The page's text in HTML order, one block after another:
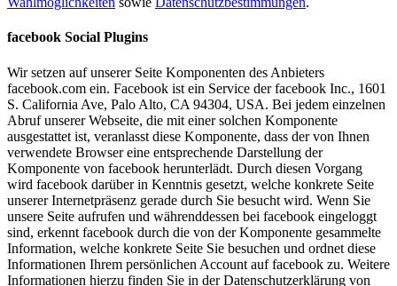
facebook Social Plugins
Wir setzen auf unserer Seite Komponenten des Anbieters
facebook.com ein. Facebook ist ein Service der facebook Inc., 1601
S. California Ave, Palo Alto, CA 94304, USA. Bei jedem einzelnen
Abruf unserer Webseite, die mit einer solchen Komponente
ausgestattet ist, veranlasst diese Komponente, dass der von Ihnen
verwendete Browser eine entsprechende Darstellung der
Komponente von facebook herunterlädt. Durch diesen Vorgang
wird facebook darüber in Kenntnis gesetzt, welche konkrete Seite
unserer Internetpräsenz gerade durch Sie besucht wird. Wenn Sie
unsere Seite aufrufen und währenddessen bei facebook eingeloggt
sind, erkennt facebook durch die von der Komponente gesammelte
Information, welche konkrete Seite Sie besuchen und ordnet diese
Informationen Ihrem persönlichen Account auf facebook zu. Weitere
Informationen hierzu finden Sie in der Datenschutzerklärung von